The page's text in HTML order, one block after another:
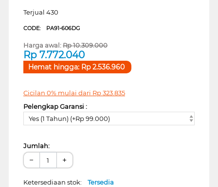
Terjual 430
CODE: PA91-606DG
Harga awal:Rp10.309.000
Rp 7.772.040
Hemat hingga: Rp2.536.960
Cicilan 0% mulai dari Rp323.835
Pelengkap Garansi :
Yes (1 Tahun) (+Rp 99.000)
Jumlah:
− +
Ketersediaan stok: Tersedia